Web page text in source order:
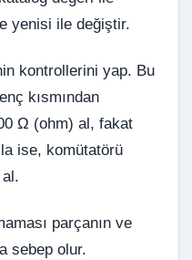
yenisi ile değiştir.
kontrollerini yap. Bu
kısmından
Ω (ohm) al, fakat
ise, komütatörü
parçanın ve
sebep olur.